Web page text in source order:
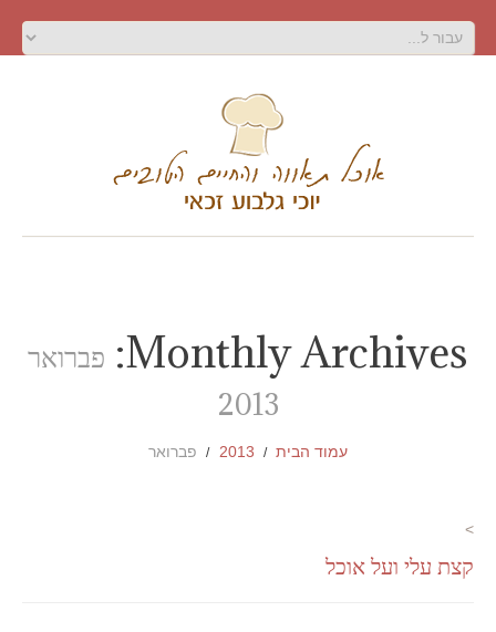
Monthly Archives:
פברואר
2013
עמוד הבית 2013 פברואר
>
קצת עלי ועל אוכל